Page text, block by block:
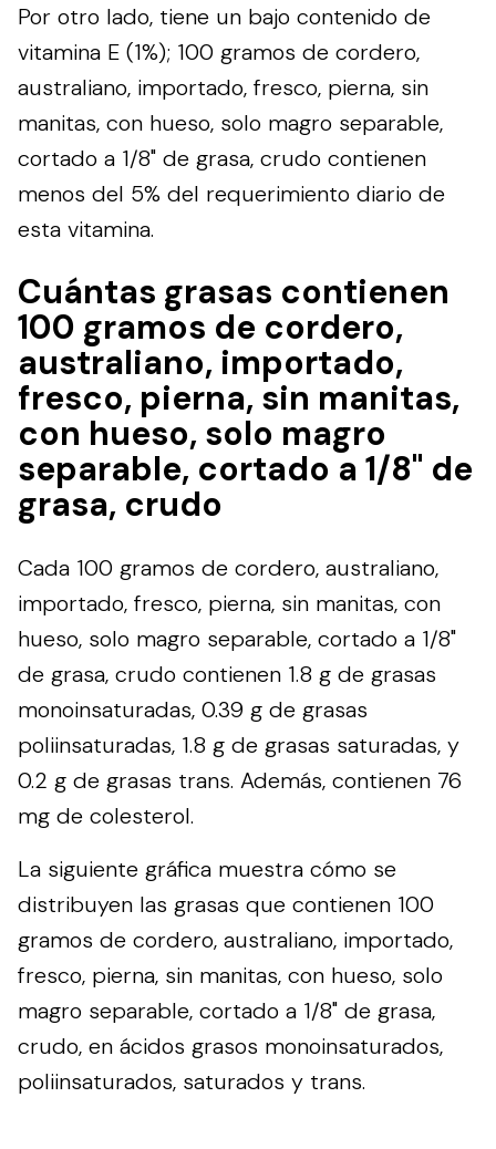
Por otro lado, tiene un bajo contenido de
vitamina E (1%); 100 gramos de cordero,
australiano, importado, fresco, pierna, sin
manitas, con hueso, solo magro separable,
cortado a 1/8" de grasa, crudo contienen
menos del 5% del requerimiento diario de
esta vitamina.
Cuántas grasas contienen
100 gramos de cordero,
australiano, importado,
fresco, pierna, sin manitas,
con hueso, solo magro
separable, cortado a 1/8" de
grasa, crudo
Cada 100 gramos de cordero, australiano,
importado, fresco, pierna, sin manitas, con
hueso, solo magro separable, cortado a 1/8"
de grasa, crudo contienen 1.8 g de grasas
monoinsaturadas, 0.39 g de grasas
poliinsaturadas, 1.8 g de grasas saturadas, y
0.2 g de grasas trans. Además, contienen 76
mg de colesterol.
La siguiente gráfica muestra cómo se
distribuyen las grasas que contienen 100
gramos de cordero, australiano, importado,
fresco, pierna, sin manitas, con hueso, solo
magro separable, cortado a 1/8" de grasa,
crudo, en ácidos grasos monoinsaturados,
poliinsaturados, saturados y trans.